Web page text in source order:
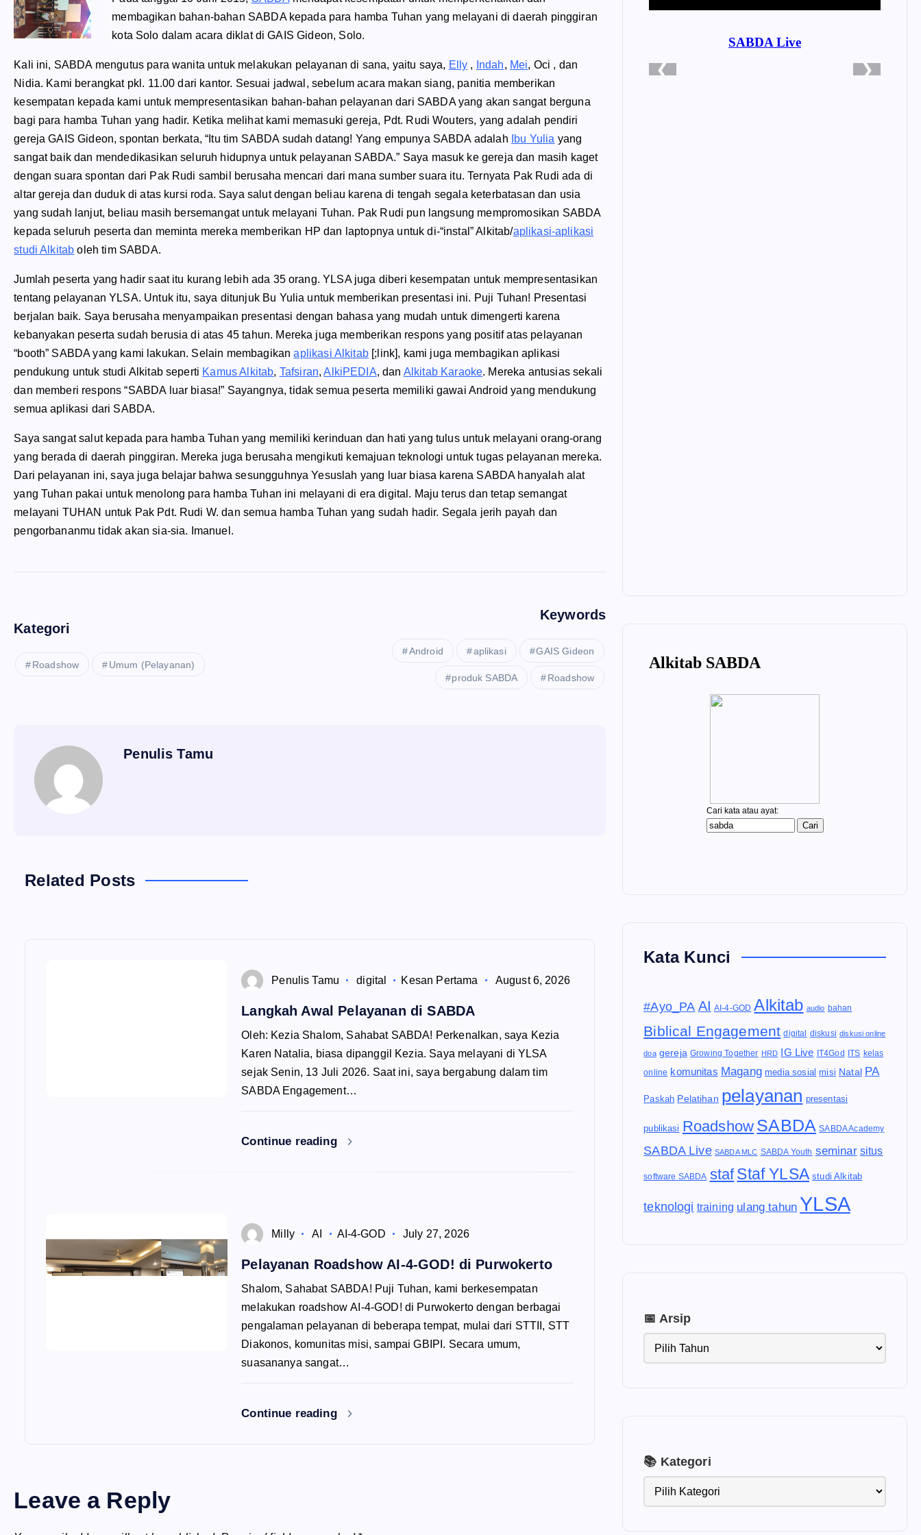
membagikan bahan-bahan SABDA kepada para hamba Tuhan yang melayani di daerah pinggiran
kota Solo dalam acara diklat di GAIS Gideon, Solo.
Kali ini, SABDA mengutus para wanita untuk melakukan pelayanan di sana, yaitu saya, Elly , Indah, Mei, Oci , dan
Nidia. Kami berangkat pkl. 11.00 dari kantor. Sesuai jadwal, sebelum acara makan siang, panitia memberikan
kesempatan kepada kami untuk mempresentasikan bahan-bahan pelayanan dari SABDA yang akan sangat berguna
bagi para hamba Tuhan yang hadir. Ketika melihat kami memasuki gereja, Pdt. Rudi Wouters, yang adalah pendiri
gereja GAIS Gideon, spontan berkata, “Itu tim SABDA sudah datang! Yang empunya SABDA adalah
Ibu Yulia yang
sangat baik dan mendedikasikan seluruh hidupnya untuk pelayanan SABDA.” Saya masuk ke gereja dan masih kaget
dengan suara spontan dari Pak Rudi sambil berusaha mencari dari mana sumber suara itu. Ternyata Pak Rudi ada di
altar gereja dan duduk di atas kursi roda. Saya salut dengan beliau karena di tengah segala keterbatasan dan usia
yang sudah lanjut, beliau masih bersemangat untuk melayani Tuhan. Pak Rudi pun langsung mempromosikan SABDA
kepada seluruh peserta dan meminta mereka memberikan HP dan laptopnya untuk di-“instal” Alkitab/aplikasi-aplikasi
studi Alkitab oleh tim SABDA.
Jumlah peserta yang hadir saat itu kurang lebih ada 35 orang. YLSA juga diberi kesempatan untuk mempresentasikan
tentang pelayanan YLSA. Untuk itu, saya ditunjuk Bu Yulia untuk memberikan presentasi ini. Puji Tuhan! Presentasi
berjalan baik. Saya berusaha menyampaikan presentasi dengan bahasa yang mudah untuk dimengerti karena
kebanyakan peserta sudah berusia di atas 45 tahun. Mereka juga memberikan respons yang positif atas pelayanan
“booth” SABDA yang kami lakukan. Selain membagikanaplikasi Alkitab[;link], kami juga membagikan aplikasi
pendukung untuk studi Alkitab seperti Kamus Alkitab, Tafsiran,AlkiPEDIA, dan Alkitab Karaoke. Mereka antusias sekali
dan memberi respons “SABDA luar biasa!” Sayangnya, tidak semua peserta memiliki gawai Android yang mendukung
semua aplikasi dari SABDA.
Saya sangat salut kepada para hamba Tuhan yang memiliki kerinduan dan hati yang tulus untuk melayani orang-orang
yang berada di daerah pinggiran. Mereka juga berusaha mengikuti kemajuan teknologi untuk tugas pelayanan mereka.
Dari pelayanan ini, saya juga belajar bahwa sesungguhnya Yesuslah yang luar biasa karena SABDA hanyalah alat
yang Tuhan pakai untuk menolong para hamba Tuhan ini melayani di era digital. Maju terus dan tetap semangat
melayani TUHAN untuk Pak Pdt. Rudi W. dan semua hamba Tuhan yang sudah hadir. Segala jerih payah dan
pengorbananmu tidak akan sia-sia. Imanuel.
Kategori
Roadshow Umum (Pelayanan)
Keywords
Android aplikasi GAIS Gideon
produk SABDA Roadshow
Penulis Tamu
Related Posts
Penulis Tamu digital Kesan Pertama August 6, 2026
Langkah Awal Pelayanan di SABDA
Oleh: Kezia Shalom, Sahabat SABDA! Perkenalkan, saya Kezia
Karen Natalia, biasa dipanggil Kezia. Saya melayani di YLSA
sejak Senin, 13 Juli 2026. Saat ini, saya bergabung dalam tim
SABDA Engagement…
Continue reading
Milly AI AI-4-GOD July 27, 2026
Pelayanan Roadshow AI-4-GOD! di Purwokerto
Shalom, Sahabat SABDA! Puji Tuhan, kami berkesempatan
melakukan roadshow AI-4-GOD! di Purwokerto dengan berbagai
pengalaman pelayanan di beberapa tempat, mulai dari STTII, STT
Diakonos, komunitas misi, sampai GBIPI. Secara umum,
suasananya sangat…
Continue reading
Leave a Reply
Kata Kunci
#Ayo_PA AI AI-4-GOD Alkitab audio bahan
Biblical Engagement digital diskusi diskusi online
doa gereja Growing Together HRD IG Live IT4God ITS kelas
online komunitas Magang media sosial misi Natal PA
Paskah Pelatihan pelayanan presentasi
publikasi Roadshow SABDA SABDA Academy
SABDA Live SABDA MLC SABDA Youth seminar situs
software SABDA stafStaf YLSA studi Alkitab
teknologi training ulang tahun YLSA
📅 Arsip
📚 Kategori